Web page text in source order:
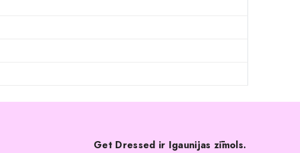
Get Dressed ir Igaunijas zīmols.